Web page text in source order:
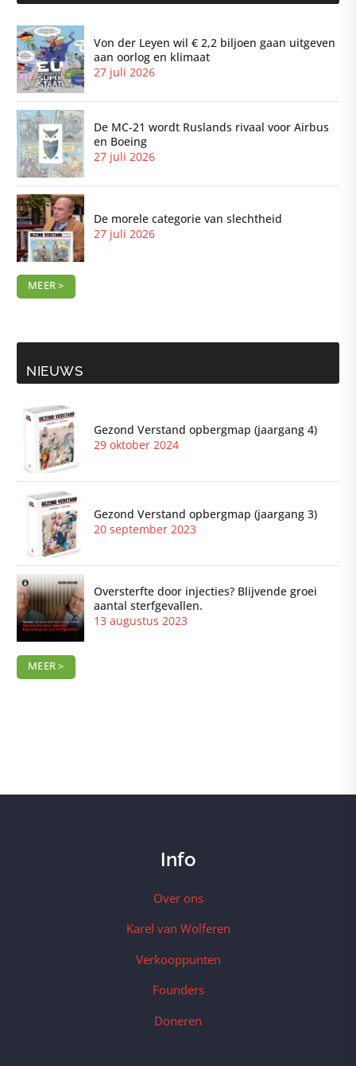
Von der Leyen wil € 2,2 biljoen gaan uitgeven
aan oorlog en klimaat
27 juli 2026
De MC-21 wordt Ruslands rivaal voor Airbus
en Boeing
27 juli 2026
De morele categorie van slechtheid
27 juli 2026
MEER >
NIEUWS
Gezond Verstand opbergmap (jaargang 4)
29 oktober 2024
Gezond Verstand opbergmap (jaargang 3)
20 september 2023
Oversterfte door injecties? Blijvende groei
aantal sterfgevallen.
13 augustus 2023
MEER >
Info
Over ons
Karel van Wolferen
Verkooppunten
Founders
Doneren